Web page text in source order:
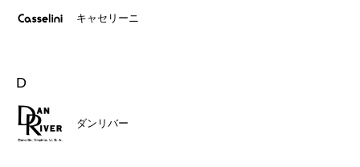
キャセリーニ
D
ダンリバー